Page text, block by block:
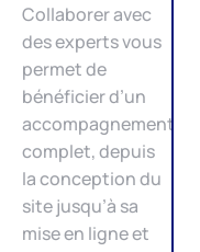
Collaborer avec
des experts vous
permet de
bénéficier d’un
accompagnement
complet, depuis
la conception du
site jusqu’à sa
mise en ligne et